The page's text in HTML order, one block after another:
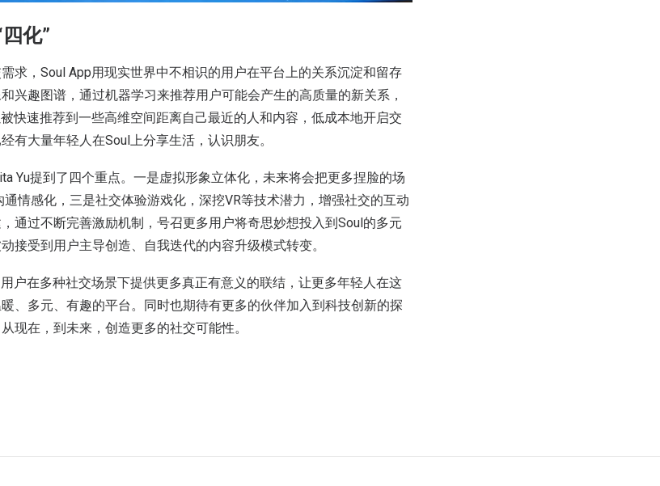
化”
求，Soul App用现实世界中不相识的用户在平台上的关系沉淀和留存
兴趣图谱，通过机器学习来推荐用户可能会产生的高质量的新关系，
快速推荐到一些高维空间距离自己最近的人和内容，低成本地开启交
有大量年轻人在Soul上分享生活，认识朋友。
Yu提到了四个重点。一是虚拟形象立体化，未来将会把更多捏脸的场
情感化，三是社交体验游戏化，深挖VR等技术潜力，增强社交的互动
通过不断完善激励机制，号召更多用户将奇思妙想投入到Soul的多元
接受到用户主导创造、自我迭代的内容升级模式转变。
户在多种社交场景下提供更多真正有意义的联结，让更多年轻人在这
、多元、有趣的平台。同时也期待有更多的伙伴加入到科技创新的探
现在，到未来，创造更多的社交可能性。